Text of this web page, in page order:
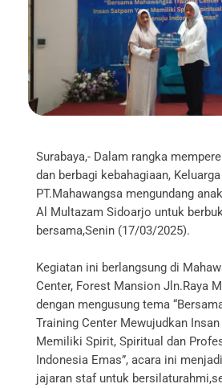
Surabaya,- Dalam rangka
dan berbagi kebahagiaan,
PT.Mahawangsa mengundang
Al Multazam Sidoarjo untuk
bersama,Senin (17/03/2025).
Kegiatan ini berlangsung di
Center, Forest Mansion Jln.Raya
dengan mengusung tema
Training Center Mewujudkan
Memiliki Spirit, Spiritual dan
Indonesia Emas”, acara ini
jajaran staf untuk